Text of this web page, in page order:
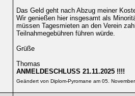
Das Geld geht nach Abzug meiner
Wir genießen hier insgesamt als
müssen Tagesmieten an den Verein
Teilnahmegebühren führen würde.
Grüße
Thomas
ANMELDESCHLUSS 21.11.2025 !!!!
Geändert von Diplom-Pyromane am 05.